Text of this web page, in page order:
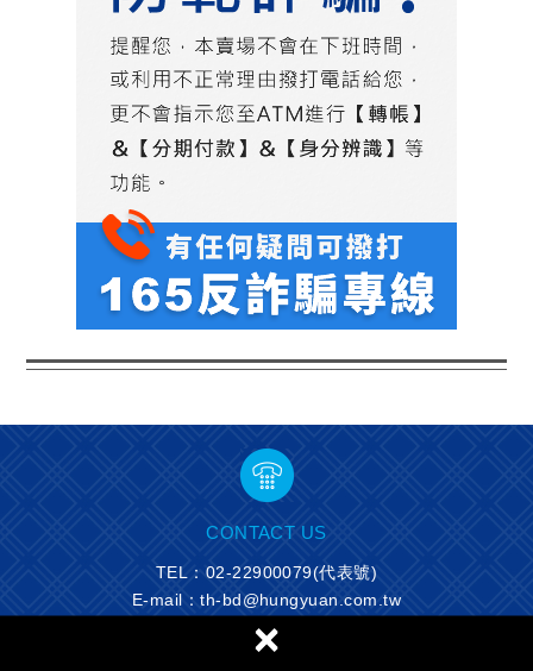
×
CONTACT US
TEL： 02-22900079(代表號)
E-mail：th-bd@hungyuan.com.tw
地址：24886新北市五股區五權路49號